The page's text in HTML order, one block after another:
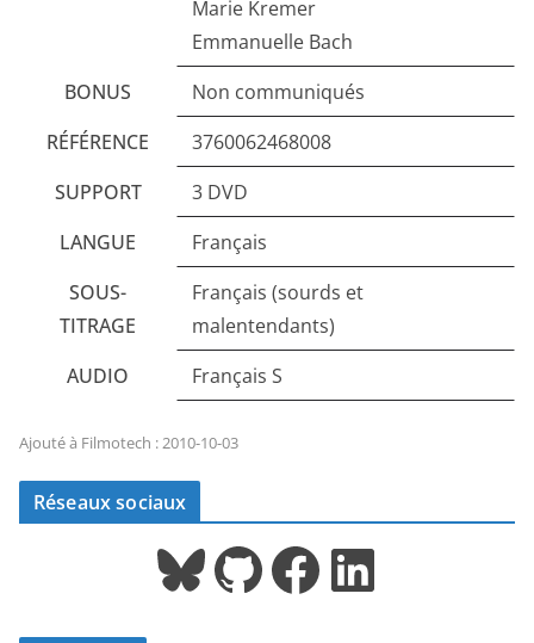
Marie Kremer
Emmanuelle Bach
BONUS
Non communiqués
RÉFÉRENCE
3760062468008
SUPPORT
3 DVD
LANGUE
Français
SOUS-
TITRAGE
Français (sourds et
malentendants)
AUDIO
Français S
Ajouté à Filmotech : 2010-10-03
Réseaux sociaux
Bluesky GitHub Facebook LinkedIn